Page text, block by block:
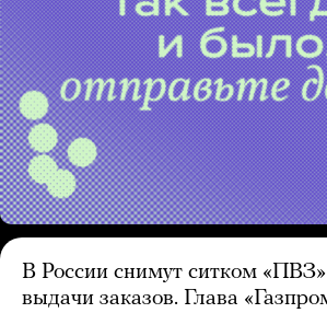
В России снимут ситком «ПВЗ»
выдачи заказов. Глава